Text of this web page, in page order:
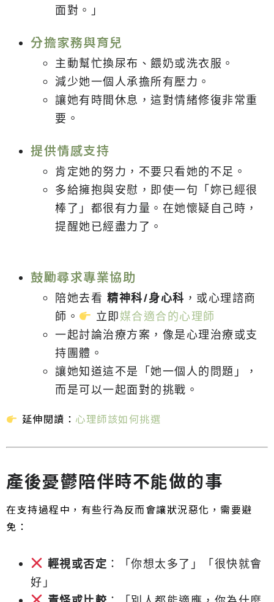
面對。」
分擔家務與育兒
主動幫忙換尿布、餵奶或洗衣服。
減少她一個人承擔所有壓力。
讓她有時間休息，這對情緒修復非常重
要。
提供情感支持
肯定她的努力，不要只看她的不足。
多給擁抱與安慰，即使一句「妳已經很
棒了」都很有力量。在她懷疑自己時，
提醒她已經盡力了。
鼓勵尋求專業協助
陪她去看精神科/身心科 ，或心理諮商
師。
立即媒合適合的心理師
一起討論治療方案，像是心理治療或支
持團體。
讓她知道這不是「她一個人的問題」，
而是可以一起面對的挑戰。
延伸閱讀： 心理師該如何挑選
產後憂鬱陪伴時不能做的事
在支持過程中，有些行為反而會讓狀況惡化，需要避
免：
輕視或否定 ：「你想太多了」「很快就會
好」